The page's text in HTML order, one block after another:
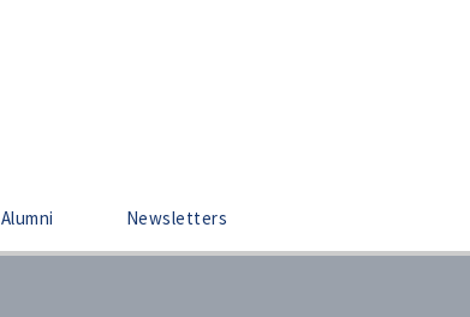
Alumni Newsletters